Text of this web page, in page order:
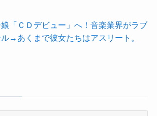
娘「ＣＤデビュー」へ！音楽業界がラブ
ル→あくまで彼女たちはアスリート。